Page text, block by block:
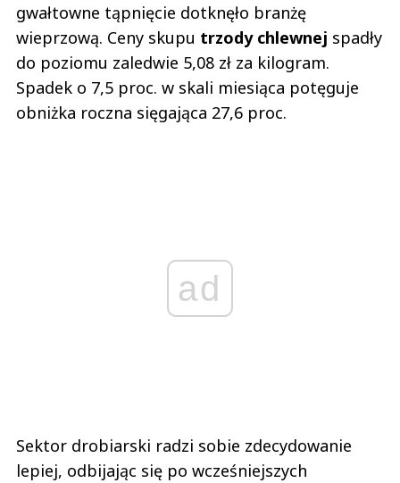
gwałtowne tąpnięcie dotknęło branżę
wieprzową. Ceny skupu trzody chlewnej spadły
do poziomu zaledwie 5,08 zł za kilogram.
Spadek o 7,5 proc. w skali miesiąca potęguje
obniżka roczna sięgająca 27,6 proc.
ad
Sektor drobiarski radzi sobie zdecydowanie
lepiej, odbijając się po wcześniejszych